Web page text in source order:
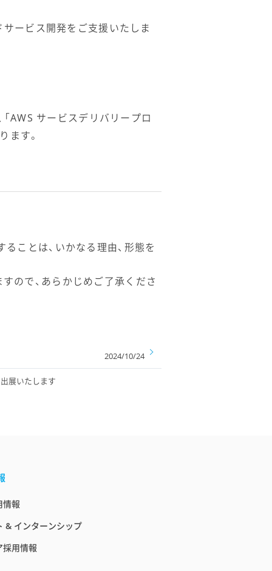
サービス開発をご支援いたしま
AWS サービスデリバリープロ
ます。
ことは、いかなる理由、形態を
ので、あらかじめご了承くださ
2024/10/24
出展いたします
情報
& インターンシップ
採用情報